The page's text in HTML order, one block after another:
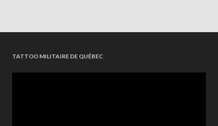
TATTOO MILITAIRE DE QUÉBEC